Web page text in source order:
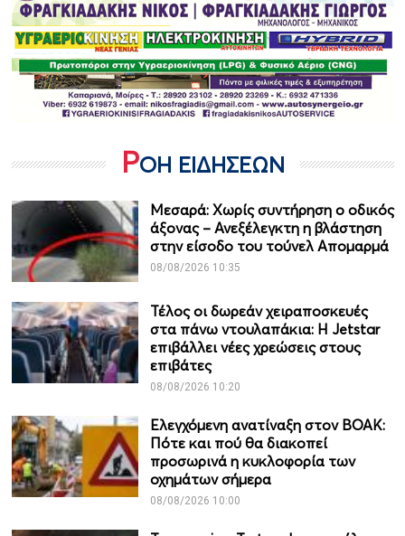
ΡΟΗ ΕΙΔΗΣΕΩΝ
Μεσαρά: Χωρίς συντήρηση ο οδικός
άξονας – Ανεξέλεγκτη η βλάστηση
στην είσοδο του τούνελ Απομαρμά
08/08/2026 10:35
Τέλος οι δωρεάν χειραποσκευές
στα πάνω ντουλαπάκια: Η Jetstar
επιβάλλει νέες χρεώσεις στους
επιβάτες
08/08/2026 10:20
Ελεγχόμενη ανατίναξη στον ΒΟΑΚ:
Πότε και πού θα διακοπεί
προσωρινά η κυκλοφορία των
οχημάτων σήμερα
08/08/2026 10:00